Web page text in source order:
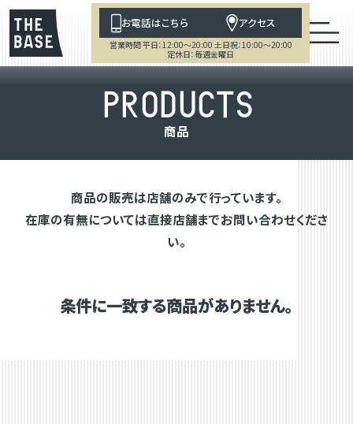
お電話はこちら アクセス
営業時間 平日：12:00～20:00 土日祝：10:00～20:00
定休日：毎週金曜日
PRODUCTS
商品
商品の販売は店舗のみで行っています。
在庫の有無については直接店舗までお問い合わせくださ
い。
条件に一致する商品がありません。